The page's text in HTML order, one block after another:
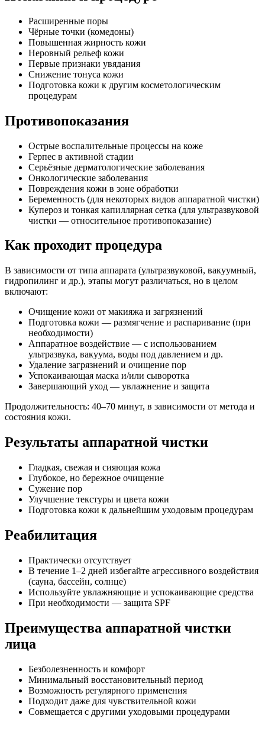
Расширенные поры
Чёрные точки (комедоны)
Повышенная жирность кожи
Неровный рельеф кожи
Первые признаки увядания
Снижение тонуса кожи
Подготовка кожи к другим косметологическим
процедурам
Противопоказания
Острые воспалительные процессы на коже
Герпес в активной стадии
Серьёзные дерматологические заболевания
Онкологические заболевания
Повреждения кожи в зоне обработки
Беременность (для некоторых видов аппаратной чистки)
Купероз и тонкая капиллярная сетка (для ультразвуковой
чистки — относительное противопоказание)
Как проходит процедура
В зависимости от типа аппарата (ультразвуковой, вакуумный,
гидропилинг и др.), этапы могут различаться, но в целом
включают:
Очищение кожи от макияжа и загрязнений
Подготовка кожи — размягчение и распаривание (при
необходимости)
Аппаратное воздействие — с использованием
ультразвука, вакуума, воды под давлением и др.
Удаление загрязнений и очищение пор
Успокаивающая маска и/или сыворотка
Завершающий уход — увлажнение и защита
Продолжительность: 40–70 минут, в зависимости от метода и
состояния кожи.
Результаты аппаратной чистки
Гладкая, свежая и сияющая кожа
Глубокое, но бережное очищение
Сужение пор
Улучшение текстуры и цвета кожи
Подготовка кожи к дальнейшим уходовым процедурам
Реабилитация
Практически отсутствует
В течение 1–2 дней избегайте агрессивного воздействия
(сауна, бассейн, солнце)
Используйте увлажняющие и успокаивающие средства
При необходимости — защита SPF
Преимущества аппаратной чистки
лица
Безболезненность и комфорт
Минимальный восстановительный период
Возможность регулярного применения
Подходит даже для чувствительной кожи
Совмещается с другими уходовыми процедурами